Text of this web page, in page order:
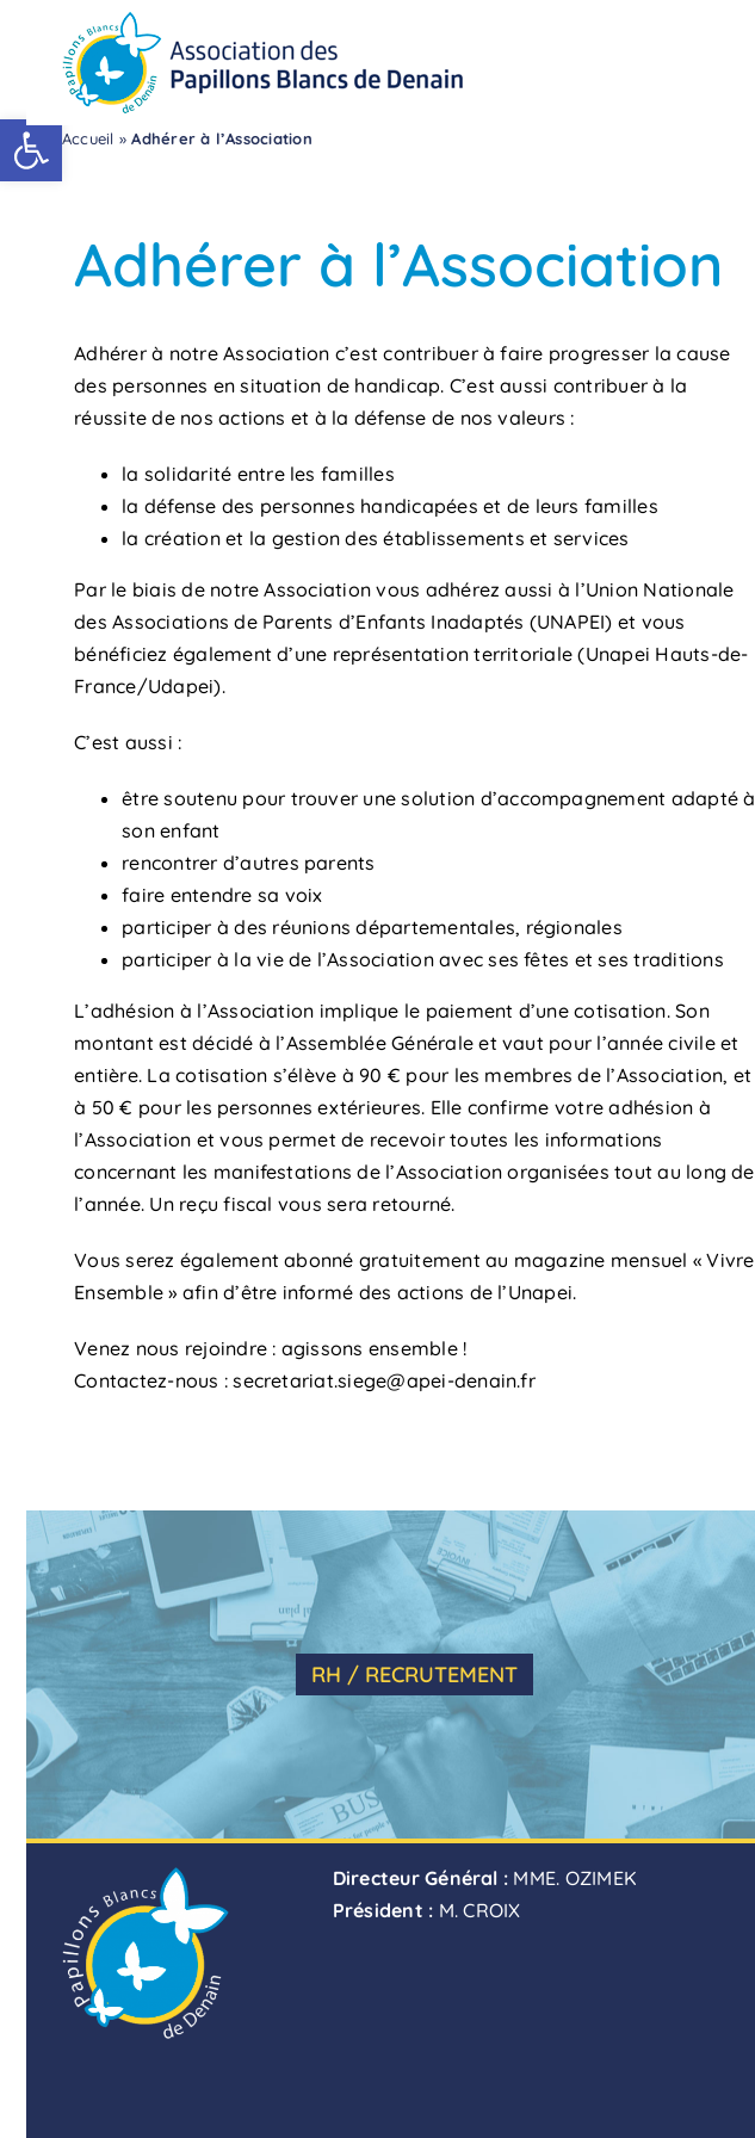
Ouvrir la barre d’outils
contenu
Accueil »Adhérer à l’Association
Adhérer à l’Association
Adhérer à notre Association c’est contribuer à faire progresser la cause
des personnes en situation de handicap. C’est aussi contribuer à la
réussite de nos actions et à la défense de nos valeurs :
la solidarité entre les familles
la défense des personnes handicapées et de leurs familles
la création et la gestion des établissements et services
Par le biais de notre Association vous adhérez aussi à l’Union Nationale
des Associations de Parents d’Enfants Inadaptés (UNAPEI) et vous
bénéficiez également d’une représentation territoriale (Unapei Hauts-de-
France/Udapei).
C’est aussi :
être soutenu pour trouver une solution d’accompagnement adapté à
son enfant
rencontrer d’autres parents
faire entendre sa voix
participer à des réunions départementales, régionales
participer à la vie de l’Association avec ses fêtes et ses traditions
L’adhésion à l’Association implique le paiement d’une cotisation. Son
montant est décidé à l’Assemblée Générale et vaut pour l’année civile et
entière. La cotisation s’élève à 90 € pour les membres de l’Association, et
à 50 € pour les personnes extérieures. Elle confirme votre adhésion à
l’Association et vous permet de recevoir toutes les informations
concernant les manifestations de l’Association organisées tout au long de
l’année. Un reçu fiscal vous sera retourné.
Vous serez également abonné gratuitement au magazine mensuel « Vivre
Ensemble » afin d’être informé des actions de l’Unapei.
Venez nous rejoindre : agissons ensemble !
Contactez-nous : secretariat.siege@apei-denain.fr
RH / RECRUTEMENT
Directeur Général : MME. OZIMEK
Président : M. CROIX